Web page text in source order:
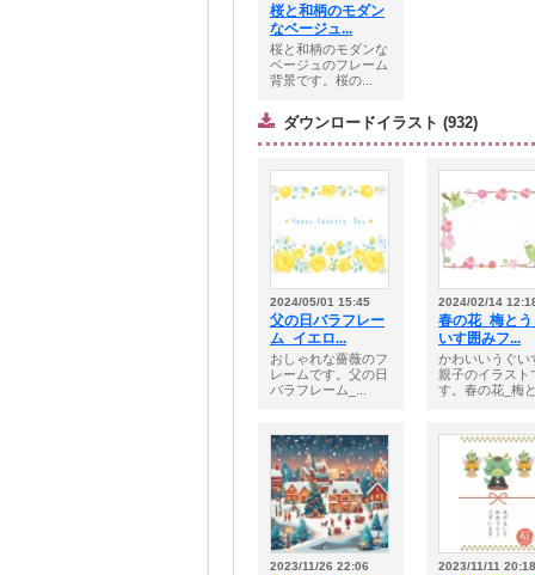
桜と和柄のモダン
なベージュ...
桜と和柄のモダンな
ベージュのフレーム
背景です。桜の...
ダウンロードイラスト (932)
2024/05/01 15:45
父の日バラフレー
ム_イエロ...
おしゃれな薔薇のフ
レームです。父の日
バラフレーム_...
2024/02/14
春の花_梅と
いす囲みフ...
かわいいうぐい
親子のイラスト
す。春の花_梅
2023/11/26 22:06 2023/11/11 20:18